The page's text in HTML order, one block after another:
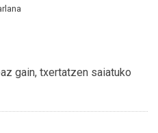
gain, txertatzen saiatuko